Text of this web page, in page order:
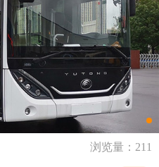
浏览量：211